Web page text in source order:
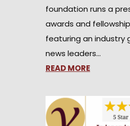
foundation runs a
awards and
featuring an industry
news leaders…
READ MORE